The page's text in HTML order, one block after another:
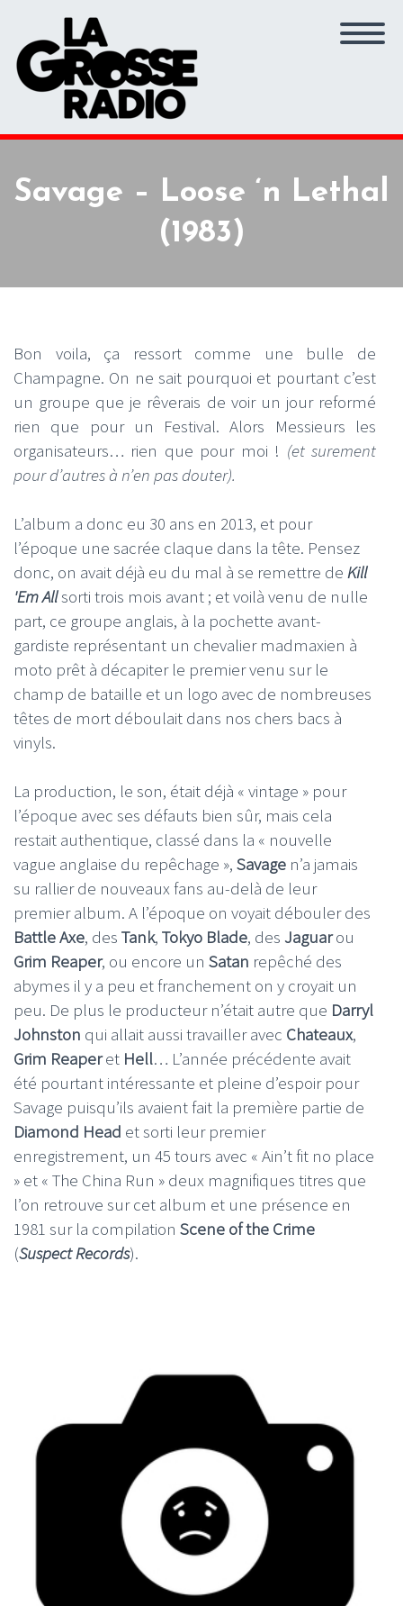
Savage – Loose ‘n Lethal
(1983)
Bon voila, ça ressort comme une bulle de
Champagne. On ne sait pourquoi et pourtant c’est
un groupe que je rêverais de voir un jour reformé
rien que pour un Festival. Alors Messieurs les
organisateurs… rien que pour moi ! (et surement
pour d’autres à n’en pas douter).
L’album a donc eu 30 ans en 2013, et pour
l’époque une sacrée claque dans la tête. Pensez
donc, on avait déjà eu du mal à se remettre de Kill
'Em Allsorti trois mois avant ; et voilà venu de nulle
part, ce groupe anglais, à la pochette avant-
gardiste représentant un chevalier madmaxien à
moto prêt à décapiter le premier venu sur le
champ de bataille et un logo avec de nombreuses
têtes de mort déboulait dans nos chers bacs à
vinyls.
La production, le son, était déjà « vintage » pour
l’époque avec ses défauts bien sûr, mais cela
restait authentique, classé dans la « nouvelle
vague anglaise du repêchage », Savage n’a jamais
su rallier de nouveaux fans au-delà de leur
premier album. A l’époque on voyait débouler des
Battle Axe, des Tank, Tokyo Blade, des Jaguarou
Grim Reaper, ou encore un Satan repêché des
abymes il y a peu et franchement on y croyait un
peu. De plus le producteur n’était autre que Darryl
Johnston qui allait aussi travailler avec Chateaux,
Grim Reaperet Hell… L’année précédente avait
été pourtant intéressante et pleine d’espoir pour
Savage puisqu’ils avaient fait la première partie de
Diamond Head et sorti leur premier
enregistrement, un 45 tours avec « Ain’t fit no place
» et « The China Run » deux magnifiques titres que
l’on retrouve sur cet album et une présence en
1981 sur la compilation Scene of the Crime
(Suspect Records).